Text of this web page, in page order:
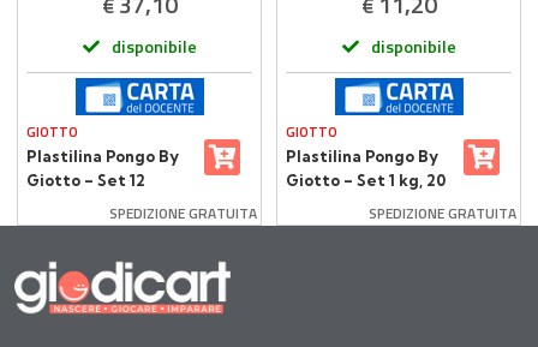
disponibile
GIOTTO
Plastilina Pongo By
Giotto – Set 12
Green, Sicura e
SPEDIZIONE GRATUITA
disponibile
GIOTTO
Plastilina Pongo By
Giotto – Set 1 kg, 20
Sicura per Bambini
SPEDIZIONE GRATUITA